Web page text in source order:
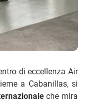
di eccellenza Air
a Cabanillas, si
che mira